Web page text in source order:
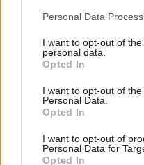
Please note that this
not limited to your visit or
grant or deny consent to
use your data for below
consent section.
Personal Data
I want to opt-out of
personal data.
Opted In
I want to opt-out of
Personal Data.
Opted In
I want to opt-out of
Personal Data for
Opted In